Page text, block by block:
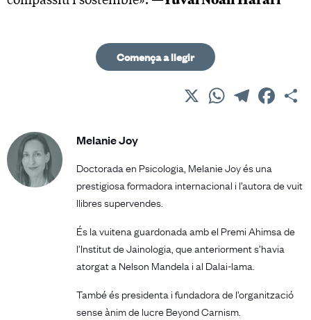
Comença a llegir
WhatsAppTelegram
Melanie Joy
Doctorada en Psicologia, Melanie Joy és una
prestigiosa formadora internacional i l’autora de vuit
llibres supervendes.
És la vuitena guardonada amb el Premi Ahimsa de
l’Institut de Jainologia, que anteriorment s’havia
atorgat a Nelson Mandela i al Dalai-lama.
També és presidenta i fundadora de l’organització
sense ànim de lucre Beyond Carnism.